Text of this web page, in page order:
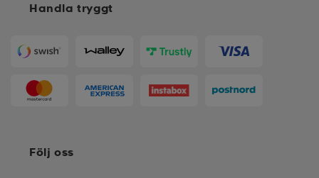
Handla tryggt
Följ oss